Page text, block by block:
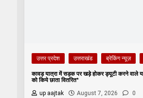
उत्तर प्रदेश उत्तराखंड ब्रेकिंग न्यूज़
कावड़ यात्रा में सड़क पर खड़े होकर ड्यूटी करने वाले
को किये छाता वितरित*
up aajtak
August 7, 2026 0